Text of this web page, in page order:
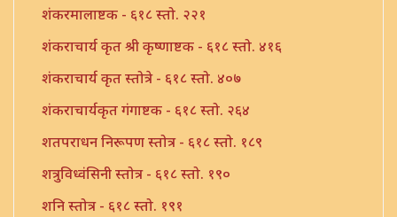
शंकरमालाष्टक - ६१८ स्तो. २२१
शंकराचार्य कृत श्री कृष्णाष्टक - ६१८ स्तो. ४१६
शंकराचार्य कृत स्तोत्रे - ६१८ स्तो. ४०७
शंकराचार्यकृत गंगाष्टक - ६१८ स्तो. २६४
शतपराधन निरूपण स्तोत्र - ६१८ स्तो. १८९
शत्रुविध्वंसिनी स्तोत्र - ६१८ स्तो. १९०
शनि स्तोत्र - ६१८ स्तो. १९१